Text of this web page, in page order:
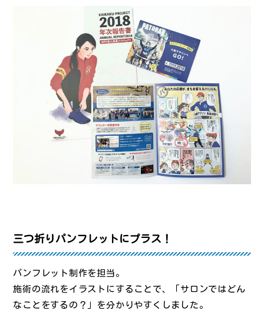
三つ折りパンフレットにプラス！
パンフレット制作を担当。
施術の流れをイラストにすることで、「サロンではどん
なことをするの？」を分かりやすくしました。